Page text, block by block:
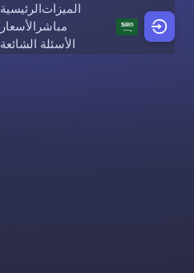
Skip to content
الرئيسيةالميزات
الأسعار مباشر
الأسئلة الشائعة